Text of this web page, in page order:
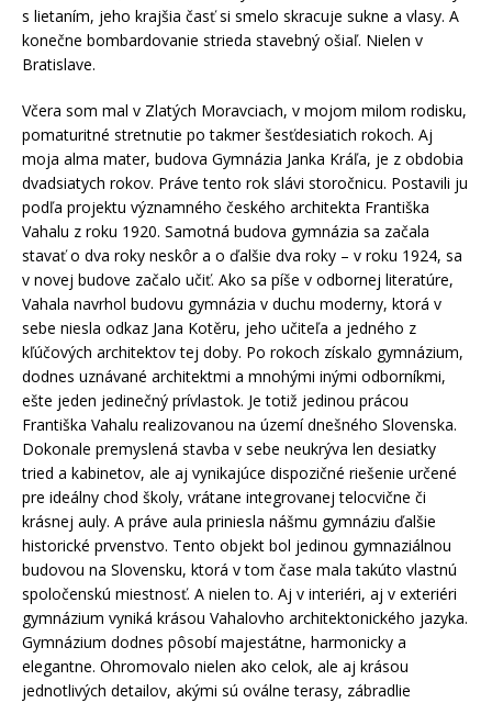
s lietaním, jeho krajšia časť si smelo skracuje sukne a vlasy. A
konečne bombardovanie strieda stavebný ošiaľ. Nielen v
Bratislave.
Včera som mal v Zlatých Moravciach, v mojom milom rodisku,
pomaturitné stretnutie po takmer šesťdesiatich rokoch. Aj
moja alma mater, budova Gymnázia Janka Kráľa, je z obdobia
dvadsiatych rokov. Práve tento rok slávi storočnicu. Postavili ju
podľa projektu významného českého architekta Františka
Vahalu z roku 1920. Samotná budova gymnázia sa začala
stavať o dva roky neskôr a o ďalšie dva roky – v roku 1924, sa
v novej budove začalo učiť. Ako sa píše v odbornej literatúre,
Vahala navrhol budovu gymnázia v duchu moderny, ktorá v
sebe niesla odkaz Jana Kotěru, jeho učiteľa a jedného z
kľúčových architektov tej doby. Po rokoch získalo gymnázium,
dodnes uznávané architektmi a mnohými inými odborníkmi,
ešte jeden jedinečný prívlastok. Je totiž jedinou prácou
Františka Vahalu realizovanou na území dnešného Slovenska.
Dokonale premyslená stavba v sebe neukrýva len desiatky
tried a kabinetov, ale aj vynikajúce dispozičné riešenie určené
pre ideálny chod školy, vrátane integrovanej telocvične či
krásnej auly. A práve aula priniesla nášmu gymnáziu ďalšie
historické prvenstvo. Tento objekt bol jedinou gymnaziálnou
budovou na Slovensku, ktorá v tom čase mala takúto vlastnú
spoločenskú miestnosť. A nielen to. Aj v interiéri, aj v exteriéri
gymnázium vyniká krásou Vahalovho architektonického jazyka.
Gymnázium dodnes pôsobí majestátne, harmonicky a
elegantne. Ohromovalo nielen ako celok, ale aj krásou
jednotlivých detailov, akými sú oválne terasy, zábradlie